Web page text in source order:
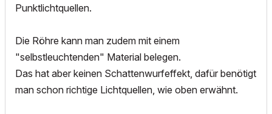
Punktlichtquellen.
Die Röhre kann man zudem mit einem
"selbstleuchtenden" Material belegen.
Das hat aber keinen Schattenwurfeffekt, dafür benötigt
man schon richtige Lichtquellen, wie oben erwähnt.